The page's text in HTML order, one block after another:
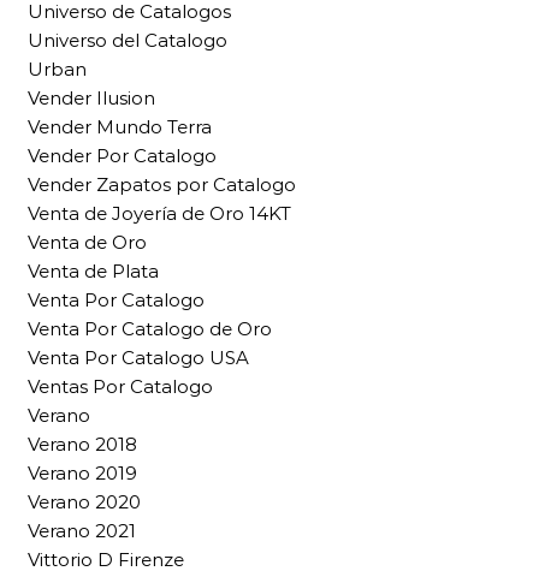
Universo de Catalogos
Universo del Catalogo
Urban
Vender Ilusion
Vender Mundo Terra
Vender Por Catalogo
Vender Zapatos por Catalogo
Venta de Joyería de Oro 14KT
Venta de Oro
Venta de Plata
Venta Por Catalogo
Venta Por Catalogo de Oro
Venta Por Catalogo USA
Ventas Por Catalogo
Verano
Verano 2018
Verano 2019
Verano 2020
Verano 2021
Vittorio D Firenze